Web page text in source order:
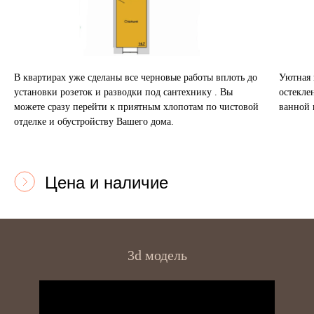
В квартирах уже сделаны все черновые работы вплоть до
установки розеток и разводки под сантехнику . Вы
можете сразу перейти к приятным хлопотам по чистовой
отделке и обустройству Вашего дома.
Уютная
ванной
Цена и наличие
3d модель